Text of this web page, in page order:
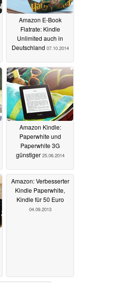
Amazon E-Book
Flatrate: Kindle
Unlimited auch in
Deutschland 07.10.2014
Amazon Kindle:
Paperwhite und
Paperwhite 3G
günstiger 25.06.2014
Amazon: Verbesserter
Kindle Paperwhite,
Kindle für 50 Euro
04.09.2013